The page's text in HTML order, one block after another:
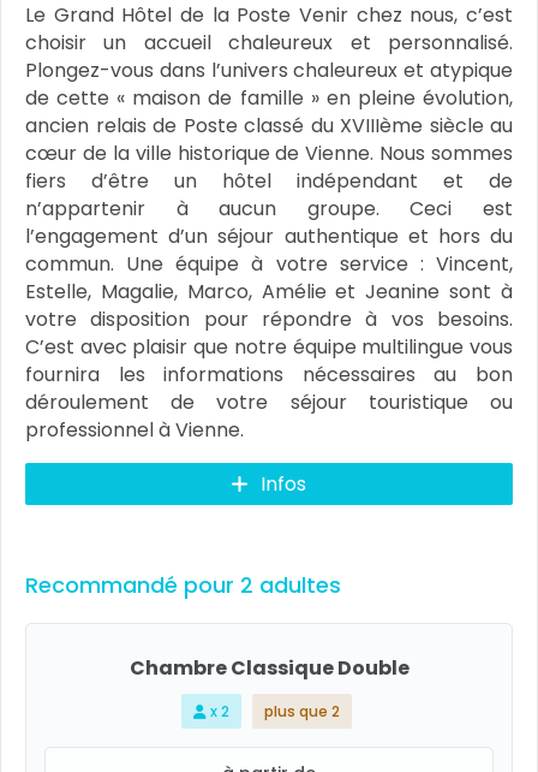
Le Grand Hôtel de la Poste Venir chez nous, c’est
choisir un accueil chaleureux et personnalisé.
Plongez-vous dans l’univers chaleureux et atypique
de cette « maison de famille » en pleine évolution,
ancien relais de Poste classé du XVIIIème siècle au
cœur de la ville historique de Vienne. Nous sommes
fiers d’être un hôtel indépendant et de
n’appartenir à aucun groupe. Ceci est
l’engagement d’un séjour authentique et hors du
commun. Une équipe à votre service : Vincent,
Estelle, Magalie, Marco, Amélie et Jeanine sont à
votre disposition pour répondre à vos besoins.
C’est avec plaisir que notre équipe multilingue vous
fournira les informations nécessaires au bon
déroulement de votre séjour touristique ou
professionnel à Vienne.
Infos
Recommandé pour 2 adultes
Chambre Classique Double
x 2 plus que 2